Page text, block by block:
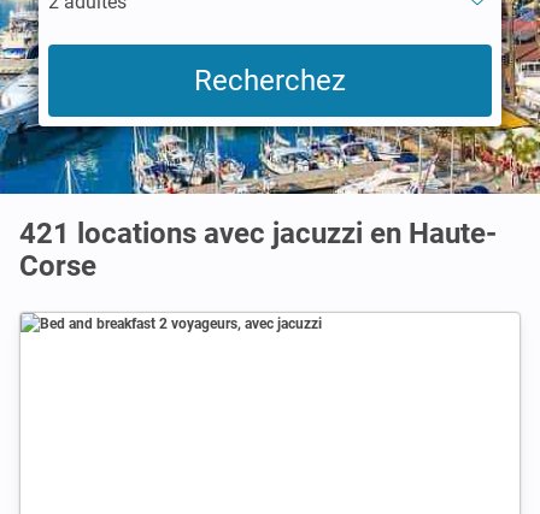
421 locations avec jacuzzi en Haute-
Corse